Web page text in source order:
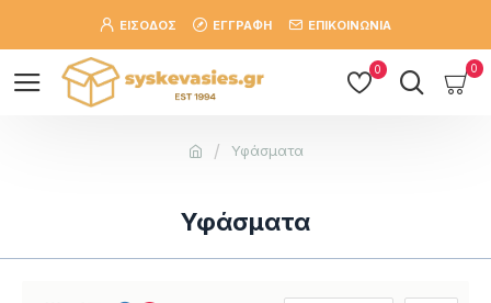
ΕΙΣΟΔΟΣ ΕΓΓΡΑΦΗ ΕΠΙΚΟΙΝΩΝΙΑ
0 0
Υφάσματα
Υφάσματα